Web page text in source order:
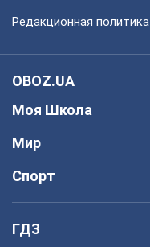
Редакционная политика
OBOZ.UA
Моя Школа
Мир
Спорт
ГДЗ